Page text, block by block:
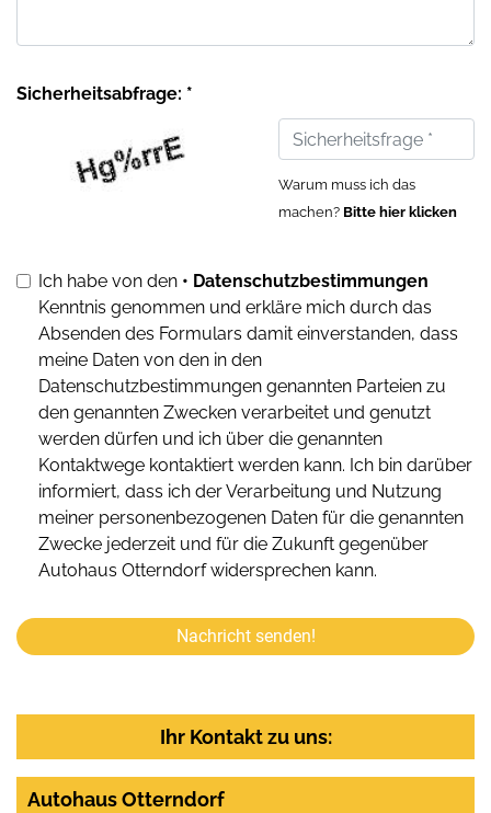
Sicherheitsabfrage: *
Warum muss ich das
machen? Bitte hier klicken
Ich habe von den • Datenschutzbestimmungen
Kenntnis genommen und erkläre mich durch das
Absenden des Formulars damit einverstanden, dass
meine Daten von den in den
Datenschutzbestimmungen genannten Parteien zu
den genannten Zwecken verarbeitet und genutzt
werden dürfen und ich über die genannten
Kontaktwege kontaktiert werden kann. Ich bin darüber
informiert, dass ich der Verarbeitung und Nutzung
meiner personenbezogenen Daten für die genannten
Zwecke jederzeit und für die Zukunft gegenüber
Autohaus Otterndorf widersprechen kann.
Nachricht senden!
Ihr Kontakt zu uns:
Autohaus Otterndorf